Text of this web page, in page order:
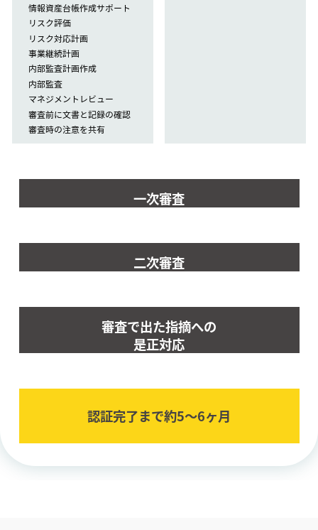
情報資産台帳作成サポート
リスク評価
リスク対応計画
事業継続計画
内部監査計画作成
内部監査
マネジメントレビュー
審査前に文書と記録の確認
審査時の注意を共有
一次審査
二次審査
審査で出た指摘への
是正対応
認証完了まで約5〜6ヶ⽉